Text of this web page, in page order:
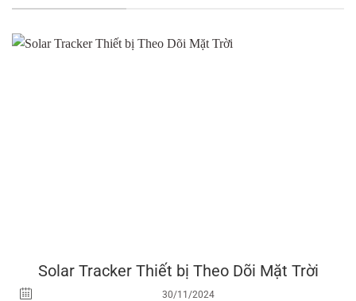
Solar Tracker Thiết bị Theo Dõi Mặt Trời
30/11/2024